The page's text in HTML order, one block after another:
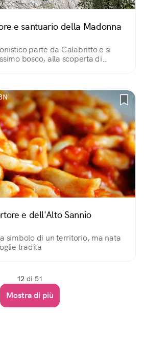
e santuario della Madonna
parte da Calabritto e si
bosco, alla scoperta di
e dell'Alto Sannio
simbolo di un territorio, ma nata
tradita
12 di 51
Mostra di più